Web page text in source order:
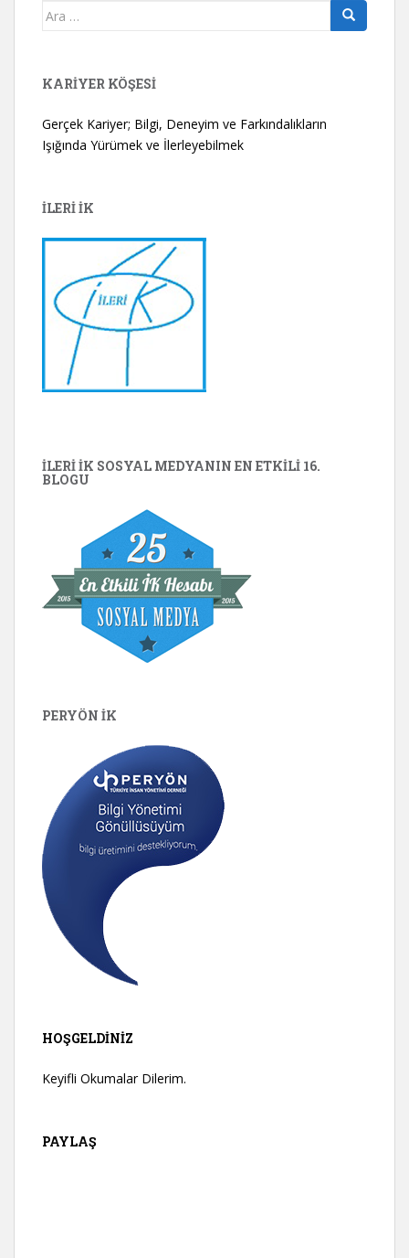
Arama
KARIYER KÖŞESI
Gerçek Kariyer; Bilgi, Deneyim ve Farkındalıkların
Işığında Yürümek ve İlerleyebilmek
İLERİ İK
İLERİ İK SOSYAL MEDYANIN EN ETKILI 16.
BLOGU
PERYÖN İK
HOŞGELDINIZ
Keyifli Okumalar Dilerim.
PAYLAŞ